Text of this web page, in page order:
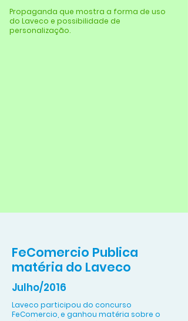
Propaganda que mostra a forma de uso
do Laveco e possibilidade de
personalização.
FeComercio Publica
matéria do Laveco
Julho/2016
Laveco participou do concurso
FeComercio, e ganhou matéria sobre o